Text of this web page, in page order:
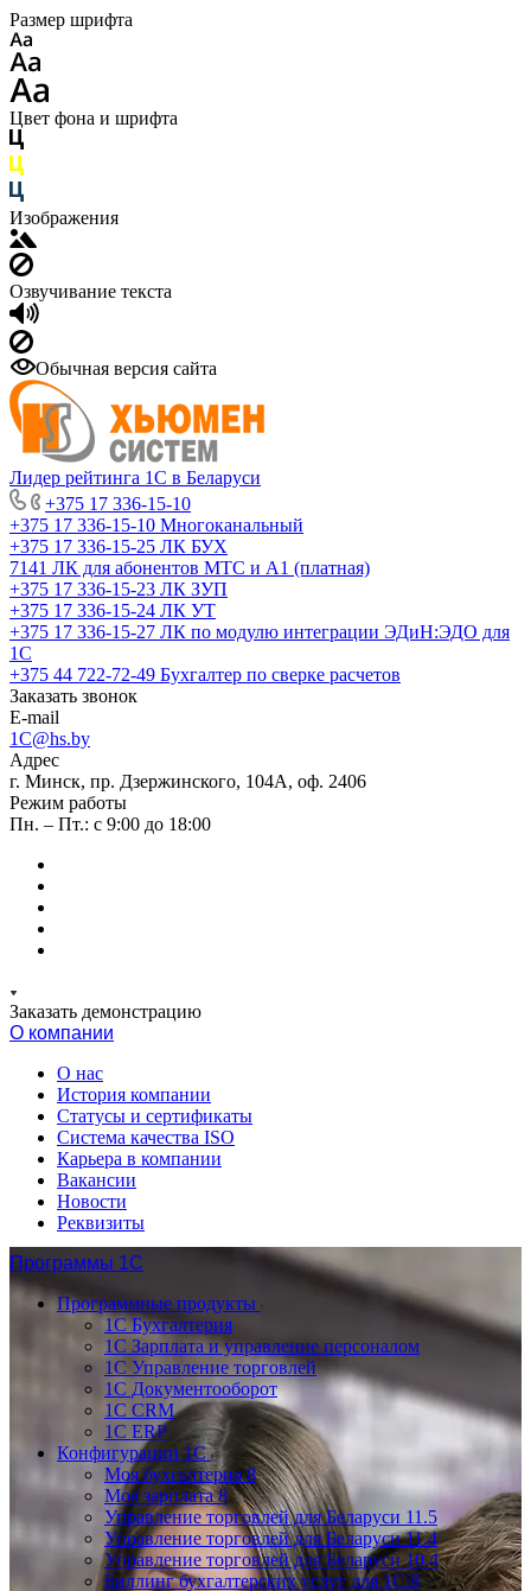
Размер шрифта
Цвет фона и шрифта
Изображения
Озвучивание текста
Обычная версия сайта
Лидер рейтинга 1С в Беларуси
+375 17 336-15-10
+375 17 336-15-10 Многоканальный
+375 17 336-15-25 ЛК БУХ
7141 ЛК для абонентов МТС и А1 (платная)
+375 17 336-15-23 ЛК ЗУП
+375 17 336-15-24 ЛК УТ
+375 17 336-15-27 ЛК по модулю интеграции ЭДиН:ЭДО для
1С
+375 44 722-72-49 Бухгалтер по сверке расчетов
Заказать звонок
E-mail
1C@hs.by
Адрес
г. Минск, пр. Дзержинского, 104А, оф. 2406
Режим работы
Пн. – Пт.: с 9:00 до 18:00
Заказать демонстрацию
О компании
О нас
История компании
Статусы и сертификаты
Система качества ISO
Карьера в компании
Вакансии
Новости
Реквизиты
Программы 1С
Программные продукты
1С Бухгалтерия
1С Зарплата и управление персоналом
1С Управление торговлей
1С Документооборот
1С CRM
1С ERP
Конфигурации 1С
Моя бухгалтерия 8
Моя зарплата 8
Управление торговлей для Беларуси 11.5
Управление торговлей для Беларуси 11.4
Управление торговлей для Беларуси 10.4
Биллинг бухгалтерских услуг для 1С:8